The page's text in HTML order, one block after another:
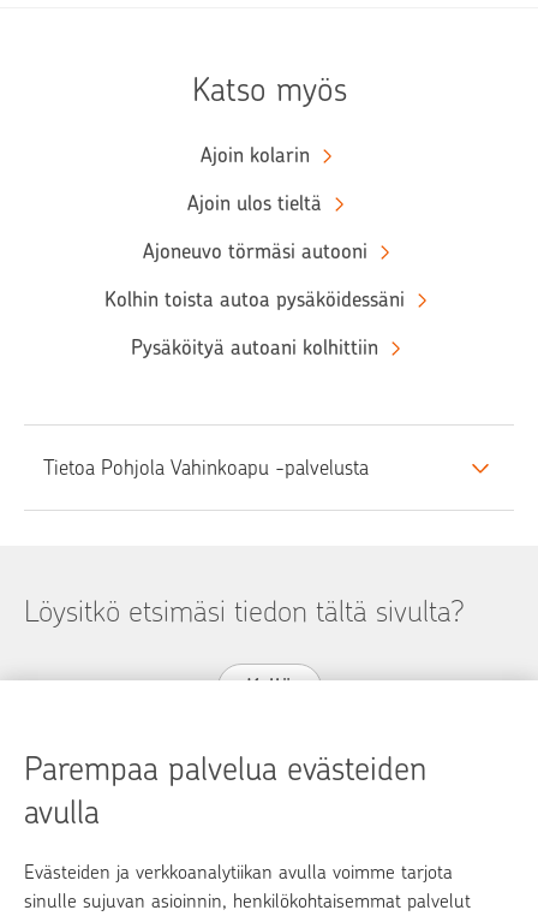
Parempaa palvelua evästeiden
avulla
Evästeiden ja verkkoanalytiikan avulla voimme tarjota
sinulle sujuvan asioinnin, henkilökohtaisemmat palvelut
Katso myös
Ajoin kolarin
Ajoin ulos tieltä
Ajoneuvo törmäsi autooni
Kolhin toista autoa pysäköidessäni
Pysäköityä autoani kolhittiin
Tietoa Pohjola Vahinkoapu -palvelusta
Löysitkö etsimäsi tiedon tältä sivulta?
Kyllä
op.fi